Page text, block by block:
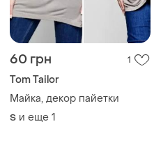
60 грн 1
Tom Tailor
Майка, декор пайетки
S и еще 1